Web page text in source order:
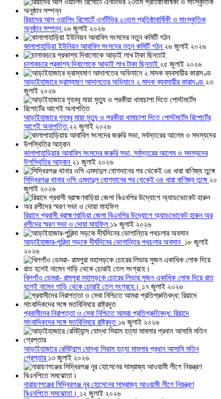
রিয়াদের আল ওয়ালিদ রিসোর্টে এনটিভির ২৩তম প্রতিষ্ঠাবার্ষিকী ও সাংস্কৃতিক
অনুষ্ঠান সম্পন্ন ২৬ জুলাই ২০২৬
কালাপাহাড়িয়া ইউনিয়ন আবাবিল সংসদের নতুন কমিটি গঠন ২৬ জুলাই ২০২৬
চালাকচরে প্রকাশ্য দিবালোকে আড়াই লাখ টাকা ছিনতাই ২৫ জুলাই ২০২৬
আড়াইহাজারে ভ্রাম্যমাণ আদালতের অভিযানে ২ মাদক ব্যবসায়ীর কারাদণ্ড ২৩
জুলাই ২০২৬
আড়াইহাজারে গৃহবধূ মায়া মৃত্যু ও পরকীয়া ধামাচাপা দিতে পোস্টমর্টেম রিপোর্টের
আগেই অনাপত্তি ২২ জুলাই ২০২৬
কালাপাহাড়িয়ায় আবাবিল সংসদের জরুরি সভা, সর্বস্তরের আলেম ও সদস্যদের
উপস্থিতির আহ্বান ২১ জুলাই ২০২৬
সিদ্ধিরগঞ্জ থানার ওসি এমদাদুল যোগদানের পর থেকেই ৩৪ ধারা বাণিজ্য তুঙ্গে ২০
জুলাই ২০২৬
রিয়াদে প্রবাসী ব্রাহ্মণবাড়িয়া জেলা বিএনপির উদ্যোগে অ্যাডভোকেট হারুন অর
রশীদের স্মরণ সভা ও দোয়া মাহফিল ১৯ জুলাই ২০২৬
আড়াইহাজার-পুরিন্দা সড়কে দীর্ঘদিনের ভোগান্তির পথচলার অবসান ১৮ জুলাই
২০২৬
খিলগাঁও ডেমরা- রামপুরা মহাসড়কে চোরের লিডার সুজন একাধিক লোক দিয়ে রাত
হলেই নামেন গাড়ি থেকে চোরাই তেল সংগ্রহে। ১৭ জুলাই ২০২৬
প্রবাসীদের নিরাপত্তা ও সেবা নিশ্চিতে আমরা প্রতিশ্রুতিবদ্ধ: রিয়াদে
সাংবাদিকদের সঙ্গে মতবিনিময়ে রাষ্ট্রদূত ১৬ জুলাই ২০২৬
আড়াইহাজারে রেমিট্যান্স যোদ্ধা সিয়াম হত্যা মামলার প্রধান আসামি মতিন
গ্রেপ্তার ১৩ জুলাই ২০২৬
নারায়ণগঞ্জের সিদ্ধিরগঞ্জ নূর হোসেনের সাম্রাজ্য আওয়ামী লীগে নিয়ন্ত্রণ
বিএনপিতে সমঝোতা। ১২ জুলাই ২০২৬